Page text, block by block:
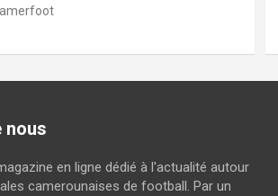
nous
en ligne dédié à l'actualité autour
camerounaises de football. Par un